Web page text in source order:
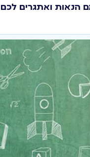
הנאות ואתגרים לכם